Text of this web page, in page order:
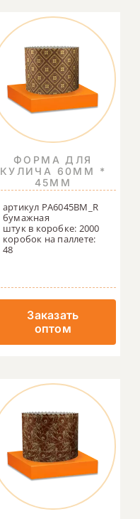
ФОРМА ДЛЯ
КУЛИЧА 60ММ *
45ММ
артикул PA6045BM_R
бумажная
штук в коробке: 2000
коробок на паллете:
48
Заказать
оптом